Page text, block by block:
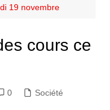
19 novembre
cours ce
0 Société